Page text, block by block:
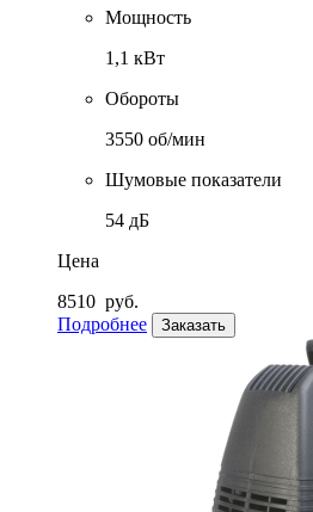
Мощность
1,1 кВт
Обороты
3550 об/мин
Шумовые показатели
54 дБ
Цена
8510 руб.
Подробнее
Заказать